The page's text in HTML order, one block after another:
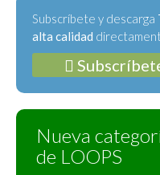
Subscríbete y descarga
alta calidad
Nueva
de LOOPS